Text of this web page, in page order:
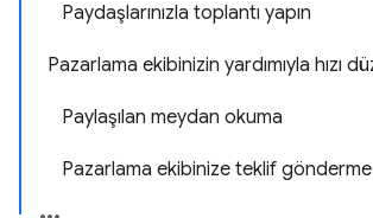
Paydaşlarınızla toplantı yapın
Pazarlama ekibinizin yardımıyla hızı
Paylaşılan meydan okuma
Pazarlama ekibinize teklif gönderme